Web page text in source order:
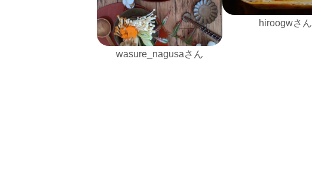
wasure_nagusaさん
hiroogwさん